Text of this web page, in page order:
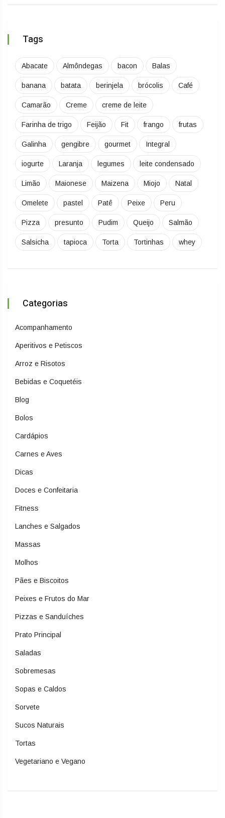
Tags
Abacate Almôndegas bacon Balas
banana batata berinjela brócolis Café
Camarão Creme creme de leite
Farinha de trigo Feijão Fit frango frutas
Galinha gengibre gourmet Integral
iogurte Laranja legumes leite condensado
Limão Maionese Maizena Miojo Natal
Omelete pastel Patê Peixe Peru
Pizza presunto Pudim Queijo Salmão
Salsicha tapioca Torta Tortinhas whey
Categorias
Acompanhamento
Aperitivos e Petiscos
Arroz e Risotos
Bebidas e Coquetéis
Blog
Bolos
Cardápios
Carnes e Aves
Dicas
Doces e Confeitaria
Fitness
Lanches e Salgados
Massas
Molhos
Pães e Biscoitos
Peixes e Frutos do Mar
Pizzas e Sanduíches
Prato Principal
Saladas
Sobremesas
Sopas e Caldos
Sorvete
Sucos Naturais
Tortas
Vegetariano e Vegano